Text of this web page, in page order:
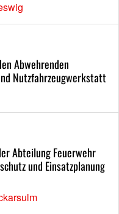
Abwehrenden
Nutzfahrzeugwerkstatt
Abteilung Feuerwehr
und Einsatzplanung